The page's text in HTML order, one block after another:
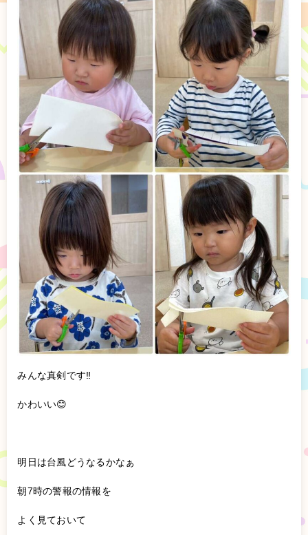
みんな真剣です‼️
かわいい😊
明日は台風どうなるかなぁ
朝7時の警報の情報を
よく見ておいて